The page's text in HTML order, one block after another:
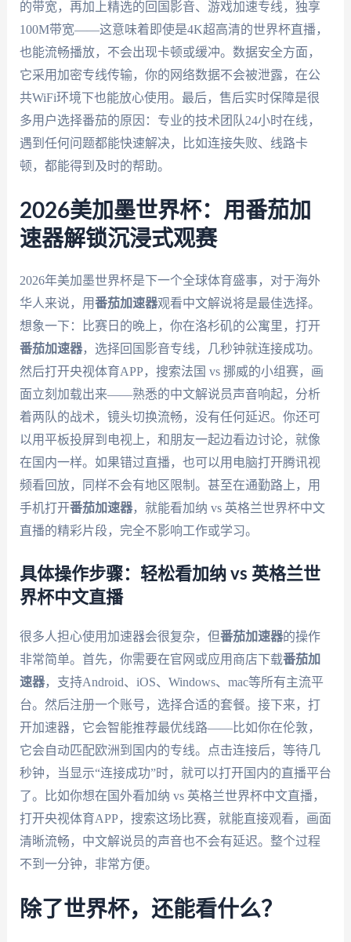
100M带宽——这意味着即使是4K超高清的世界杯直播，
也能流畅播放，不会出现卡顿或缓冲。数据安全方面，
它采用加密专线传输，你的网络数据不会被泄露，在公
共WiFi环境下也能放心使用。最后，售后实时保障是很
多用户选择番茄的原因：专业的技术团队24小时在线，
遇到任何问题都能快速解决，比如连接失败、线路卡
顿，都能得到及时的帮助。
2026美加墨世界杯：用番茄加
速器解锁沉浸式观赛
2026年美加墨世界杯是下一个全球体育盛事，对于海外
华人来说，用番茄加速器观看中文解说将是最佳选择。
想象一下：比赛日的晚上，你在洛杉矶的公寓里，打开
番茄加速器 ，选择回国影音专线，几秒钟就连接成功。
然后打开央视体育APP，搜索法国 vs 挪威的小组赛，画
面立刻加载出来——熟悉的中文解说员声音响起，分析
着两队的战术，镜头切换流畅，没有任何延迟。你还可
以用平板投屏到电视上，和朋友一起边看边讨论，就像
在国内一样。如果错过直播，也可以用电脑打开腾讯视
频看回放，同样不会有地区限制。甚至在通勤路上，用
手机打开番茄加速器 ，就能看加纳 vs 英格兰世界杯中文
直播的精彩片段，完全不影响工作或学习。
具体操作步骤：轻松看加纳 vs 英格兰世
界杯中文直播
很多人担心使用加速器会很复杂，但番茄加速器的操作
非常简单。首先，你需要在官网或应用商店下载番茄加
速器 ，支持Android、iOS、Windows、mac等所有主流平
台。然后注册一个账号，选择合适的套餐。接下来，打
开加速器，它会智能推荐最优线路——比如你在伦敦，
它会自动匹配欧洲到国内的专线。点击连接后，等待几
秒钟，当显示“连接成功”时，就可以打开国内的直播平台
了。比如你想在国外看加纳 vs 英格兰世界杯中文直播，
打开央视体育APP，搜索这场比赛，就能直接观看，画面
清晰流畅，中文解说员的声音也不会有延迟。整个过程
不到一分钟，非常方便。
除了世界杯，还能看什么？